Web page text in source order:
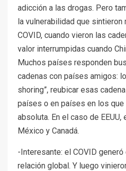
adicción a las drogas. Pero
la vulnerabilidad que
COVID, cuando vieron las
valor interrumpidas cuando
Muchos países responden
cadenas con países amigos:
shoring”, reubicar esas
países o en países en los que
absoluta. En el caso de
México y Canadá.
-Interesante: el COVID
relación global. Y luego